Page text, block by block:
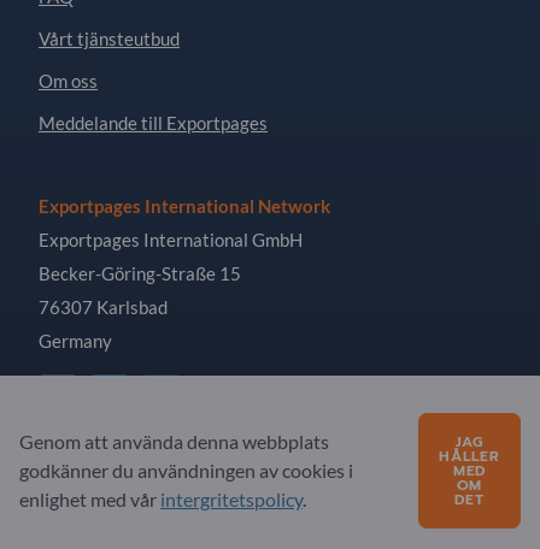
Vårt tjänsteutbud
Om oss
Meddelande till Exportpages
Exportpages International Network
Exportpages International GmbH
Becker-Göring-Straße 15
76307 Karlsbad
Germany
Copyright © 2026 Exportpages International GmbH. All
Rights Reserved.
Genom att använda denna webbplats
godkänner du användningen av cookies i
enlighet med vår intergritetspolicy.
JAG
HÅLLER
MED
OM
DET